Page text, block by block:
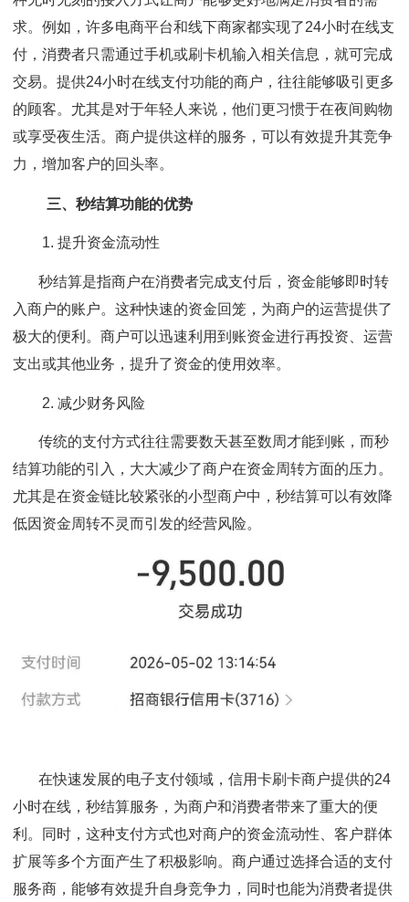
求。例如，许多电商平台和线下商家都实现了24小时在线支
付，消费者只需通过手机或刷卡机输入相关信息，就可完成
交易。提供24小时在线支付功能的商户，往往能够吸引更多
的顾客。尤其是对于年轻人来说，他们更习惯于在夜间购物
或享受夜生活。商户提供这样的服务，可以有效提升其竞争
力，增加客户的回头率。
三、秒结算功能的优势
1. 提升资金流动性
秒结算是指商户在消费者完成支付后，资金能够即时转
入商户的账户。这种快速的资金回笼，为商户的运营提供了
极大的便利。商户可以迅速利用到账资金进行再投资、运营
支出或其他业务，提升了资金的使用效率。
2. 减少财务风险
传统的支付方式往往需要数天甚至数周才能到账，而秒
结算功能的引入，大大减少了商户在资金周转方面的压力。
尤其是在资金链比较紧张的小型商户中，秒结算可以有效降
低因资金周转不灵而引发的经营风险。
在快速发展的电子支付领域，信用卡刷卡商户提供的24
小时在线，秒结算服务，为商户和消费者带来了重大的便
利。同时，这种支付方式也对商户的资金流动性、客户群体
扩展等多个方面产生了积极影响。商户通过选择合适的支付
服务商，能够有效提升自身竞争力，同时也能为消费者提供